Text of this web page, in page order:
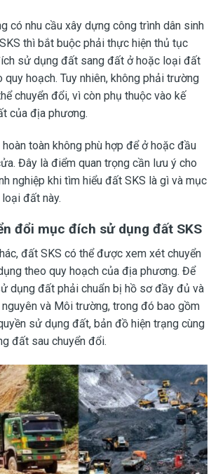
có nhu cầu xây dựng công trình dân sinh
thì bắt buộc phải thực hiện thủ tục
sử dụng đất sang đất ở hoặc loại đất
quy hoạch. Tuy nhiên, không phải trường
chuyển đổi, vì còn phụ thuộc vào kế
của địa phương.
toàn không phù hợp để ở hoặc đầu
Đây là điểm quan trọng cần lưu ý cho
nghiệp khi tìm hiểu đất SKS là gì và mục
đất này.
đổi mục đích sử dụng đất SKS
đất SKS có thể được xem xét chuyển
theo quy hoạch của địa phương. Để
dụng đất phải chuẩn bị hồ sơ đầy đủ và
và Môi trường, trong đó bao gồm
sử dụng đất, bản đồ hiện trạng cùng
đất sau chuyển đổi.